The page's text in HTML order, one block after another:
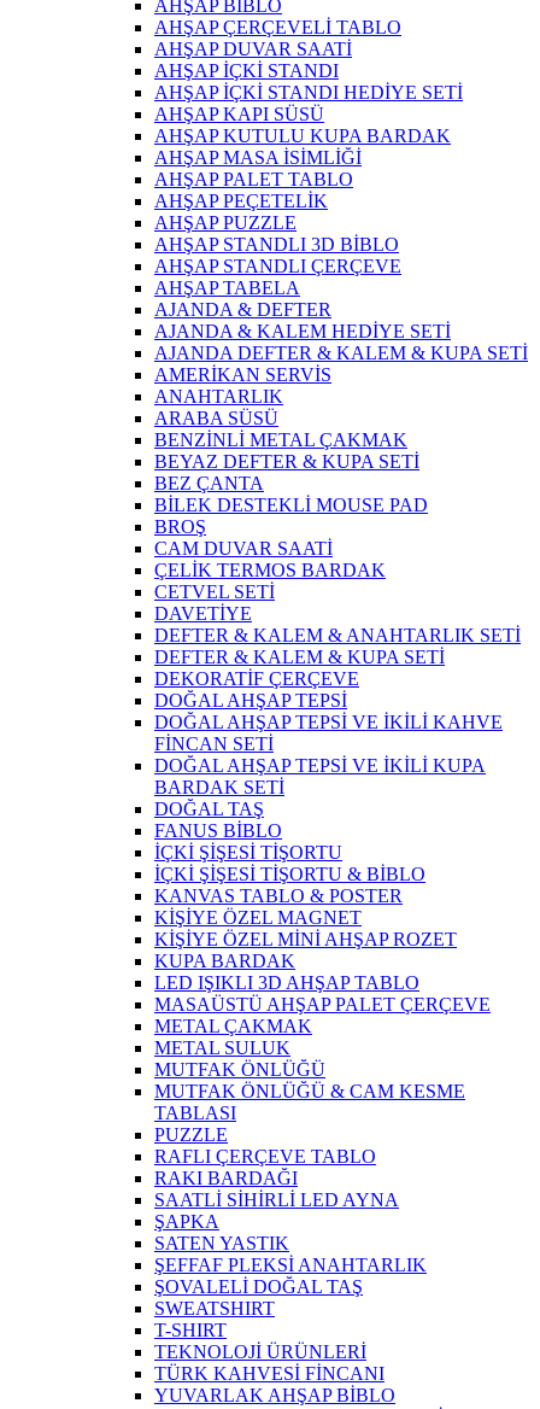
AHŞAP BİBLO
AHŞAP ÇERÇEVELİ TABLO
AHŞAP DUVAR SAATİ
AHŞAP İÇKİ STANDI
AHŞAP İÇKİ STANDI HEDİYE SETİ
AHŞAP KAPI SÜSÜ
AHŞAP KUTULU KUPA BARDAK
AHŞAP MASA İSİMLİĞİ
AHŞAP PALET TABLO
AHŞAP PEÇETELİK
AHŞAP PUZZLE
AHŞAP STANDLI 3D BİBLO
AHŞAP STANDLI ÇERÇEVE
AHŞAP TABELA
AJANDA & DEFTER
AJANDA & KALEM HEDİYE SETİ
AJANDA DEFTER & KALEM & KUPA SETİ
AMERİKAN SERVİS
ANAHTARLIK
ARABA SÜSÜ
BENZİNLİ METAL ÇAKMAK
BEYAZ DEFTER & KUPA SETİ
BEZ ÇANTA
BİLEK DESTEKLİ MOUSE PAD
BROŞ
CAM DUVAR SAATİ
ÇELİK TERMOS BARDAK
CETVEL SETİ
DAVETİYE
DEFTER & KALEM & ANAHTARLIK SETİ
DEFTER & KALEM & KUPA SETİ
DEKORATİF ÇERÇEVE
DOĞAL AHŞAP TEPSİ
DOĞAL AHŞAP TEPSİ VE İKİLİ KAHVE
FİNCAN SETİ
DOĞAL AHŞAP TEPSİ VE İKİLİ KUPA
BARDAK SETİ
DOĞAL TAŞ
FANUS BİBLO
İÇKİ ŞİŞESİ TİŞORTU
İÇKİ ŞİŞESİ TİŞORTU & BİBLO
KANVAS TABLO & POSTER
KİŞİYE ÖZEL MAGNET
KİŞİYE ÖZEL MİNİ AHŞAP ROZET
KUPA BARDAK
LED IŞIKLI 3D AHŞAP TABLO
MASAÜSTÜ AHŞAP PALET ÇERÇEVE
METAL ÇAKMAK
METAL SULUK
MUTFAK ÖNLÜĞÜ
MUTFAK ÖNLÜĞÜ & CAM KESME
TABLASI
PUZZLE
RAFLI ÇERÇEVE TABLO
RAKI BARDAĞI
SAATLİ SİHİRLİ LED AYNA
ŞAPKA
SATEN YASTIK
ŞEFFAF PLEKSİ ANAHTARLIK
ŞOVALELİ DOĞAL TAŞ
SWEATSHIRT
T-SHIRT
TEKNOLOJİ ÜRÜNLERİ
TÜRK KAHVESİ FİNCANI
YUVARLAK AHŞAP BİBLO